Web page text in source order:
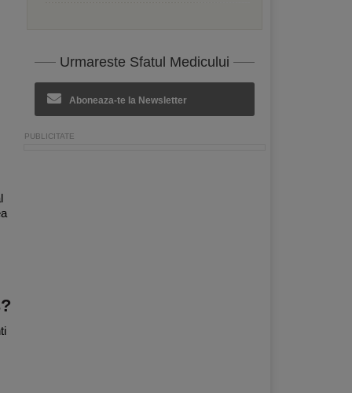
Urmareste Sfatul Medicului
Aboneaza-te la Newsletter